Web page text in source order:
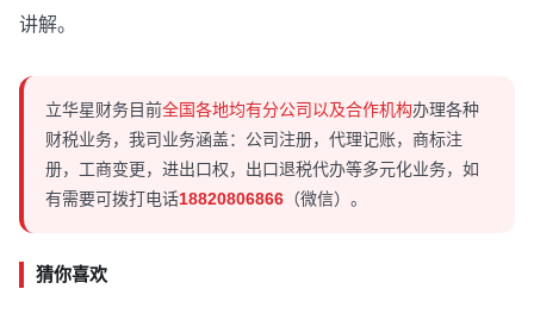
讲解。
立华星财务目前全国各地均有分公司以及合作机构办理各种
财税业务，我司业务涵盖：公司注册，代理记账，商标注
册，工商变更，进出口权，出口退税代办等多元化业务，如
有需要可拨打电话18820806866 （微信）。
猜你喜欢